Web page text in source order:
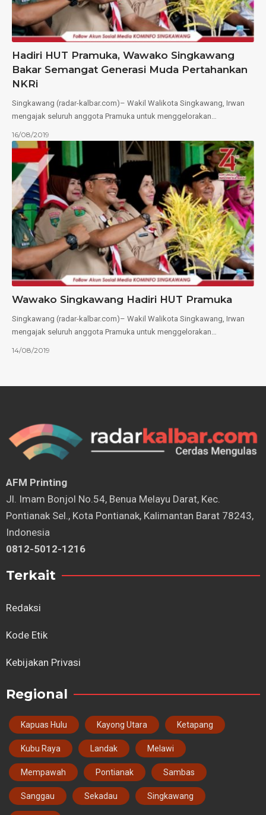
Hadiri HUT Pramuka, Wawako Singkawang
Bakar Semangat Generasi Muda Pertahankan
NKRi
Singkawang (radar-kalbar.com)– Wakil Walikota Singkawang, Irwan
mengajak seluruh anggota Pramuka untuk menggelorakan…
16/08/2019
Wawako Singkawang Hadiri HUT Pramuka
Singkawang (radar-kalbar.com)– Wakil Walikota Singkawang, Irwan
mengajak seluruh anggota Pramuka untuk menggelorakan…
14/08/2019
AFM Printing
⁠Jl. Imam Bonjol No.54, Benua Melayu Darat, Kec.
Pontianak Sel., Kota Pontianak, Kalimantan Barat 78243,
Indonesia
0812-5012-1216
Terkait
Redaksi
Kode Etik
Kebijakan Privasi
Regional
Kapuas Hulu Kayong Utara Ketapang
Kubu Raya Landak Melawi
Mempawah Pontianak Sambas
Sanggau Sekadau Singkawang